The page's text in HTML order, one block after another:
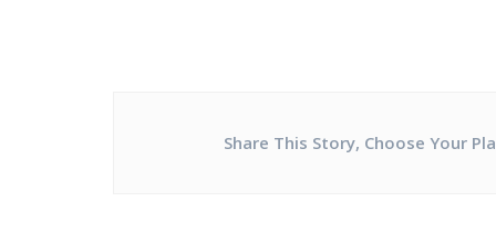
Share This Story, Choose Your